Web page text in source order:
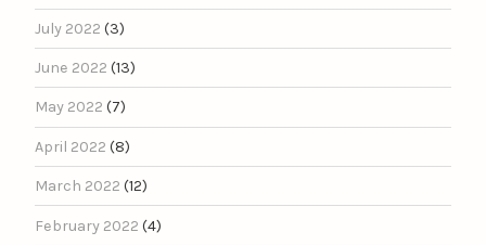
July 2022 (3)
June 2022 (13)
May 2022 (7)
April 2022 (8)
March 2022 (12)
February 2022 (4)